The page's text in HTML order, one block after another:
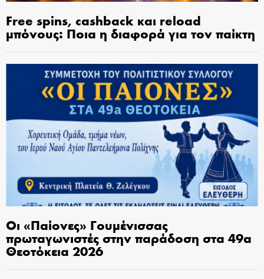
Free spins, cashback και reload
μπόνους: Ποια η διαφορά για τον παίκτη
Οι «Παίονες» Γουμένισσας
πρωταγωνιστές στην παράδοση στα 49α
Θεοτόκεια 2026